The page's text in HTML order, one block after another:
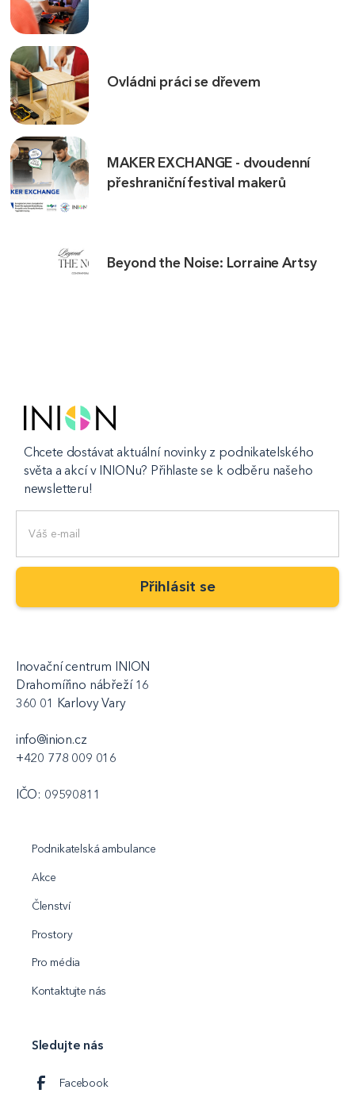
Ovládni práci se dřevem
MAKER EXCHANGE - dvoudenní
přeshraniční festival makerů
Beyond the Noise: Lorraine Artsy
Chcete dostávat aktuální novinky z podnikatelského
světa a akcí v INIONu? Přihlaste se k odběru našeho
newsletteru!
Inovační centrum INION
Drahomířino nábřeží 16
360 01 Karlovy Vary
info@inion.cz
+420 778 009 016
IČO: 09590811
Podnikatelská ambulance
Akce
Členství
Prostory
Pro média
Kontaktujte nás
Sledujte nás
Facebook